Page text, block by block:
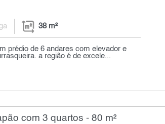
38 m²
prédio de 6 andares com elevador e
a região é de excele...
com 3 quartos - 80 m²